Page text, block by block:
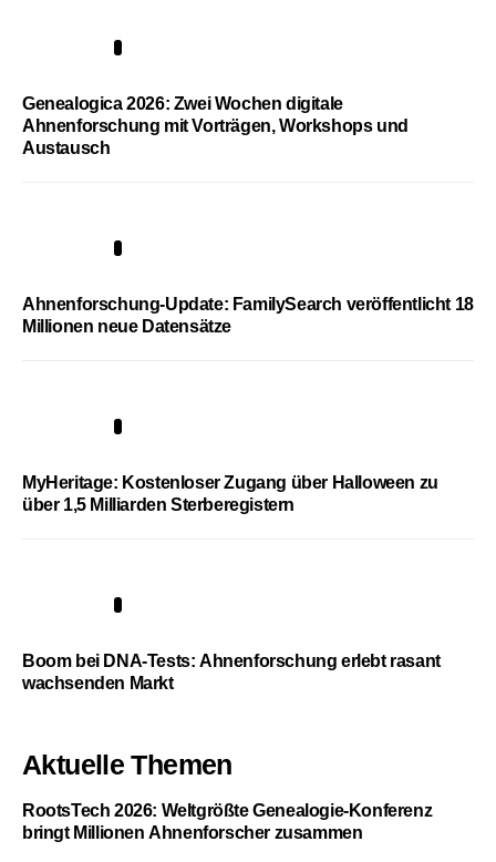
Genealogica 2026: Zwei Wochen digitale
Ahnenforschung mit Vorträgen, Workshops und
Austausch
Ahnenforschung-Update: FamilySearch veröffentlicht 18
Millionen neue Datensätze
MyHeritage: Kostenloser Zugang über Halloween zu
über 1,5 Milliarden Sterberegistern
Boom bei DNA-Tests: Ahnenforschung erlebt rasant
wachsenden Markt
Aktuelle Themen
RootsTech 2026: Weltgrößte Genealogie-Konferenz
bringt Millionen Ahnenforscher zusammen